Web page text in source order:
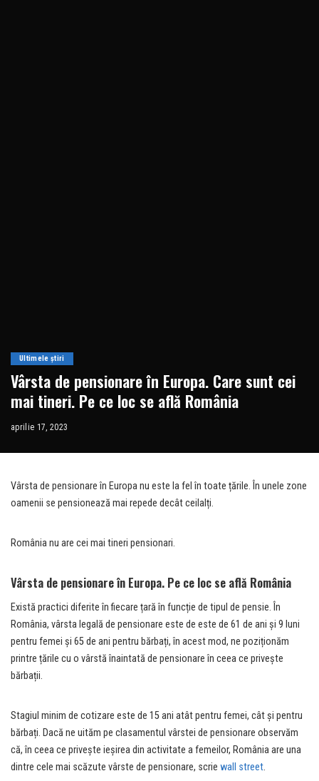
Ultimele știri
Vârsta de pensionare în Europa. Care sunt cei
mai tineri. Pe ce loc se află România
aprilie 17, 2023
Vârsta de pensionare în Europa nu este la fel în toate țările. În unele zone
oamenii se pensionează mai repede decât ceilalți.
România nu are cei mai tineri pensionari.
Vârsta de pensionare în Europa. Pe ce loc se află România
Există practici diferite în fiecare țară în funcție de tipul de pensie. În
România, vârsta legală de pensionare este de este de 61 de ani și 9 luni
pentru femei și 65 de ani pentru bărbați, în acest mod, ne poziționăm
printre țările cu o vârstă înaintată de pensionare în ceea ce privește
bărbații.
Stagiul minim de cotizare este de 15 ani atât pentru femei, cât și pentru
bărbați. Dacă ne uităm pe clasamentul vârstei de pensionare observăm
că, în ceea ce privește ieșirea din activitate a femeilor, România are una
dintre cele mai scăzute vârste de pensionare, scrie wall street.